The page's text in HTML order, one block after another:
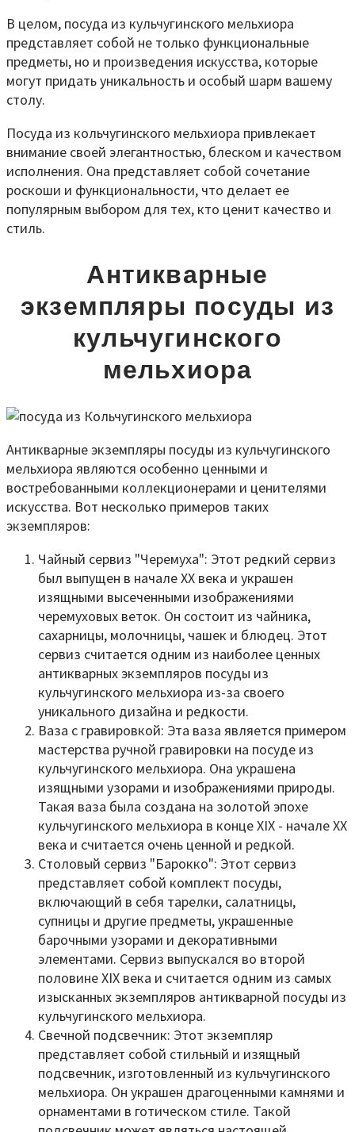
В целом, посуда из кульчугинского мельхиора
представляет собой не только функциональные
предметы, но и произведения искусства, которые
могут придать уникальность и особый шарм вашему
столу.
Посуда из кольчугинского мельхиора привлекает
внимание своей элегантностью, блеском и качеством
исполнения. Она представляет собой сочетание
роскоши и функциональности, что делает ее
популярным выбором для тех, кто ценит качество и
стиль.
Антикварные
экземпляры посуды из
кульчугинского
мельхиора
Антикварные экземпляры посуды из кульчугинского
мельхиора являются особенно ценными и
востребованными коллекционерами и ценителями
искусства. Вот несколько примеров таких
экземпляров:
Чайный сервиз "Черемуха": Этот редкий сервиз
был выпущен в начале XX века и украшен
изящными высеченными изображениями
черемуховых веток. Он состоит из чайника,
сахарницы, молочницы, чашек и блюдец. Этот
сервиз считается одним из наиболее ценных
антикварных экземпляров посуды из
кульчугинского мельхиора из-за своего
уникального дизайна и редкости.
Ваза с гравировкой: Эта ваза является примером
мастерства ручной гравировки на посуде из
кульчугинского мельхиора. Она украшена
изящными узорами и изображениями природы.
Такая ваза была создана на золотой эпохе
кульчугинского мельхиора в конце XIX - начале XX
века и считается очень ценной и редкой.
Столовый сервиз "Барокко": Этот сервиз
представляет собой комплект посуды,
включающий в себя тарелки, салатницы,
супницы и другие предметы, украшенные
барочными узорами и декоративными
элементами. Сервиз выпускался во второй
половине XIX века и считается одним из самых
изысканных экземпляров антикварной посуды из
кульчугинского мельхиора.
Свечной подсвечник: Этот экземпляр
представляет собой стильный и изящный
подсвечник, изготовленный из кульчугинского
мельхиора. Он украшен драгоценными камнями и
орнаментами в готическом стиле. Такой